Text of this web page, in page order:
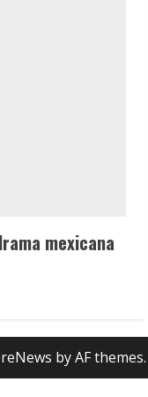
mexicana
by AF themes.